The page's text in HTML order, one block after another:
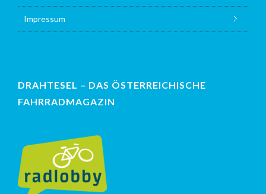
Impressum
DRAHTESEL – DAS ÖSTERREICHISCHE
FAHRRADMAGAZIN